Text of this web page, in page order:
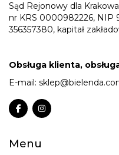
Sąd Rejonowy dla
nr KRS 0000982226, NIP
356357380, kapitał
Obsługa klienta,
E-mail:
Menu